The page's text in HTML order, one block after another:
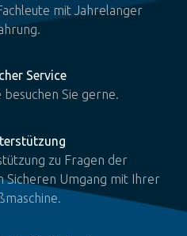
mit Jahrelanger
Service
Sie gerne.
zu Fragen der
Sicheren Umgang mit Ihrer